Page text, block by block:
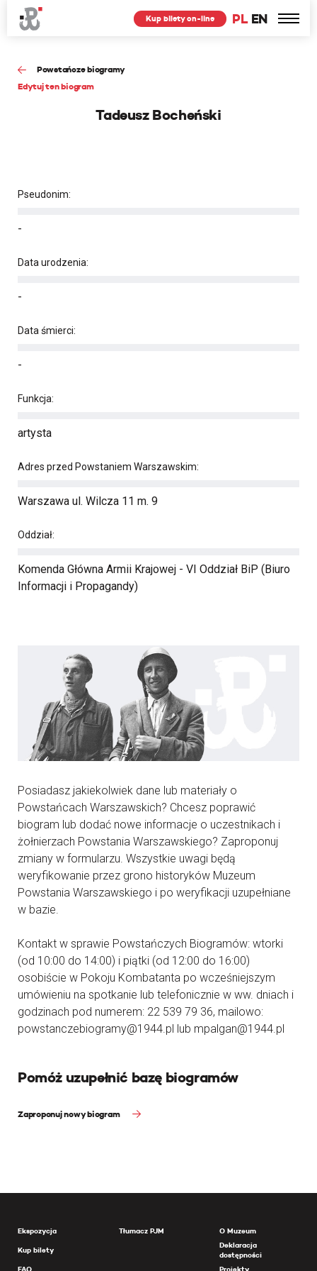
PL EN
Kup bilety on-line
Powstańcze biogramy
Edytuj ten biogram
Tadeusz Bocheński
Pseudonim:
-
Data urodzenia:
-
Data śmierci:
-
Funkcja:
artysta
Adres przed Powstaniem Warszawskim:
Warszawa ul. Wilcza 11 m. 9
Oddział:
Komenda Główna Armii Krajowej - VI Oddział BiP (Biuro
Informacji i Propagandy)
Posiadasz jakiekolwiek dane lub materiały o
Powstańcach Warszawskich? Chcesz poprawić
biogram lub dodać nowe informacje o uczestnikach i
żołnierzach Powstania Warszawskiego? Zaproponuj
zmiany w formularzu. Wszystkie uwagi będą
weryfikowanie przez grono historyków Muzeum
Powstania Warszawskiego i po weryfikacji uzupełniane
w bazie.
Kontakt w sprawie Powstańczych Biogramów: wtorki
(od 10:00 do 14:00) i piątki (od 12:00 do 16:00)
osobiście w Pokoju Kombatanta po wcześniejszym
umówieniu na spotkanie lub telefonicznie w ww. dniach i
godzinach pod numerem: 22 539 79 36, mailowo:
powstanczebiogramy@1944.pl lub mpalgan@1944.pl
Pomóż uzupełnić bazę biogramów
Zaproponuj nowy biogram
Ekspozycja
Kup bilety
FAQ
Tłumacz PJM
O Muzeum
Deklaracja
dostępności
Projekty